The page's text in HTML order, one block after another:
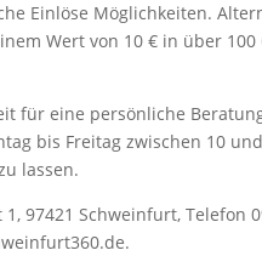
Einlöse Möglichkeiten.
Wert von 10 € in über 100
für eine persönliche
bis Freitag zwischen 10
lassen.
97421 Schweinfurt, Telefon